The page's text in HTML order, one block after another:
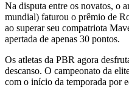
Na disputa entre os novatos, o
mundial) faturou o prêmio de
ao superar seu compatriota
apertada de apenas 30 pontos.
Os atletas da PBR agora
descanso. O campeonato da
com o início da temporada por